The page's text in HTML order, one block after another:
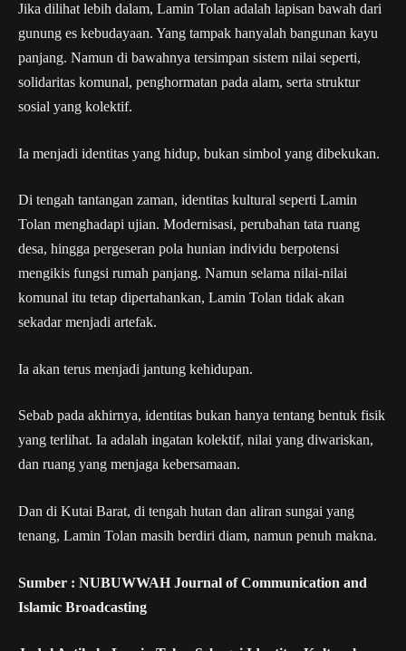
Jika dilihat lebih dalam, Lamin Tolan adalah lapisan bawah dari
gunung es kebudayaan. Yang tampak hanyalah bangunan kayu
panjang. Namun di bawahnya tersimpan sistem nilai seperti,
solidaritas komunal, penghormatan pada alam, serta struktur
sosial yang kolektif.
Ia menjadi identitas yang hidup, bukan simbol yang dibekukan.
Di tengah tantangan zaman, identitas kultural seperti Lamin
Tolan menghadapi ujian. Modernisasi, perubahan tata ruang
desa, hingga pergeseran pola hunian individu berpotensi
mengikis fungsi rumah panjang. Namun selama nilai-nilai
komunal itu tetap dipertahankan, Lamin Tolan tidak akan
sekadar menjadi artefak.
Ia akan terus menjadi jantung kehidupan.
Sebab pada akhirnya, identitas bukan hanya tentang bentuk fisik
yang terlihat. Ia adalah ingatan kolektif, nilai yang diwariskan,
dan ruang yang menjaga kebersamaan.
Dan di Kutai Barat, di tengah hutan dan aliran sungai yang
tenang, Lamin Tolan masih berdiri diam, namun penuh makna.
Sumber : NUBUWWAH Journal of Communication and
Islamic Broadcasting